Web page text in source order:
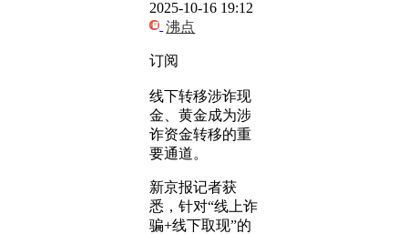
2025-10-16 19:12
沸点
订阅
线下转移涉诈现
金、黄金成为涉
诈资金转移的重
要通道。
新京报记者获
悉，针对“线上诈
骗+线下取现”的